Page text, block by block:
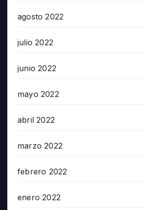
agosto 2022
julio 2022
junio 2022
mayo 2022
abril 2022
marzo 2022
febrero 2022
enero 2022